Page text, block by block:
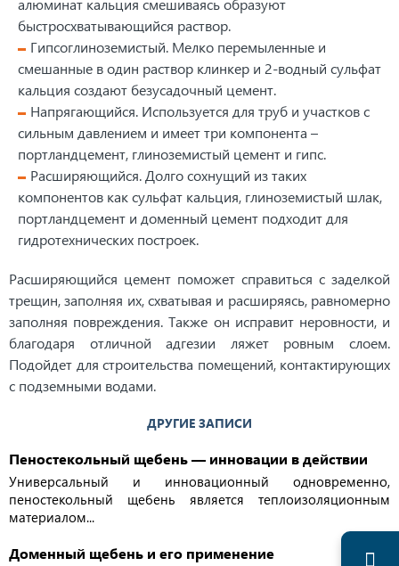
алюминат кальция смешиваясь образуют
быстросхватывающийся раствор.
Гипсоглиноземистый. Мелко перемыленные и
смешанные в один раствор клинкер и 2-водный сульфат
кальция создают безусадочный цемент.
Напрягающийся. Используется для труб и участков с
сильным давлением и имеет три компонента –
портландцемент, глиноземистый цемент и гипс.
Расширяющийся. Долго сохнущий из таких
компонентов как сульфат кальция, глиноземистый шлак,
портландцемент и доменный цемент подходит для
гидротехнических построек.
Расширяющийся цемент поможет справиться с заделкой
трещин, заполняя их, схватывая и расширяясь, равномерно
заполняя повреждения. Также он исправит неровности, и
благодаря отличной адгезии ляжет ровным слоем.
Подойдет для строительства помещений, контактирующих
с подземными водами.
ДРУГИЕ ЗАПИСИ
Пеностекольный щебень — инновации в действии
Универсальный и инновационный одновременно,
пеностекольный щебень является теплоизоляционным
материалом...
Доменный щебень и его применение